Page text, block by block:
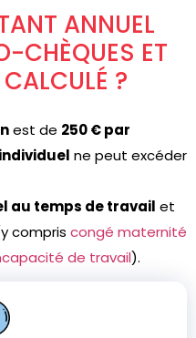
ANNUEL
CHÈQUES ET
?
est de 250 € par
ne peut excéder
au temps de travail et
compris congé maternité
de travail).